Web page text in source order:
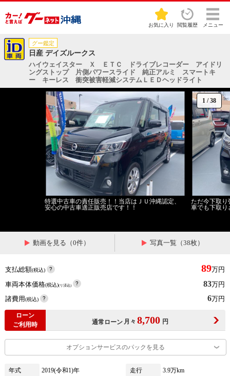
お気に入り 閲覧履歴 メニュー
グー鑑定
日産 デイズルークス
ハイウェイスター Ｘ ＥＴＣ ドライブレコーダー アイドリ
ングストップ 片側パワースライド 純正アルミ スマートキ
ー キーレス 衝突被害軽減システムＬＥＤヘッドライト
1 /38
特選中古車の責任販売！！当店はＪＵ沖縄認定、
安心の中古車適正販売店です！！
ただ今下取り
車でも下取り
動画を見る（0件） 写真一覧（38枚）
支払総額(税込) 89万円
車両本体価格(税込)(リ済込) 83万円
諸費用(税込) 6万円
ローン
ご利用時
通常ローン 月々 8,700 円
オプションサービスのパックを見る
年式 2019(令和1)年 走行
3.9万km